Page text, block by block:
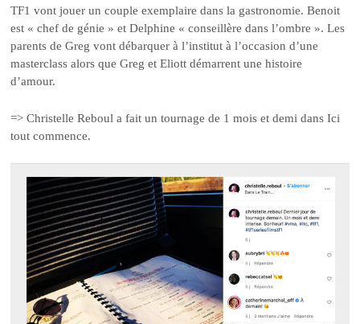
TF1 vont jouer un couple exemplaire dans la gastronomie. Benoit
est « chef de génie » et Delphine « conseillère dans l’ombre ». Les
parents de Greg vont débarquer à l’institut à l’occasion d’une
masterclass alors que Greg et Eliott démarrent une histoire
d’amour.
=> Christelle Reboul a fait un tournage de 1 mois et demi dans Ici
tout commence.